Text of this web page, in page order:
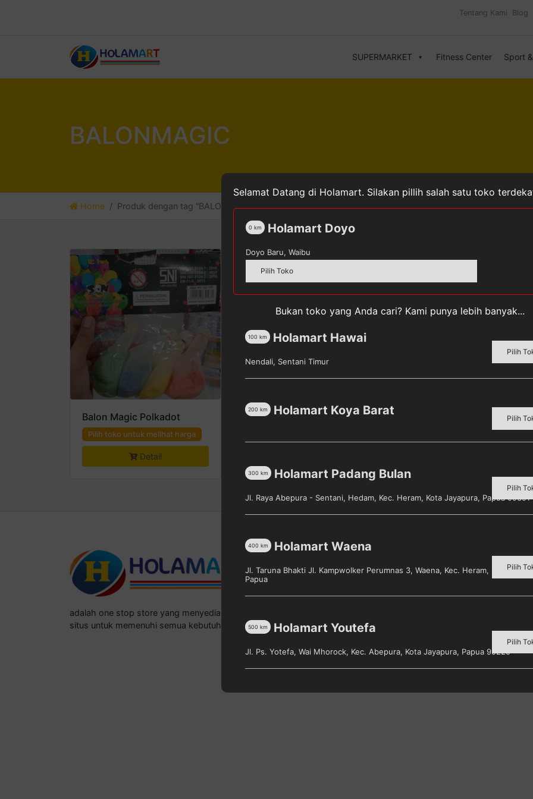
Tentang Kami Blog
SUPERMARKET Fitness Center Sport
BALONMAGIC
Home Produk dengan tag “BALONMAGIC”
Balon Magic Polkadot
Pilih toko untuk melihat harga
Detail
adalah one stop store yang menyediakan berbagai macam produk dalam satu
situs untuk memenuhi semua kebutuhan konsumen
Metode Pembayaran
Selamat Datang di Holamart. Silakan pillih salah satu toko
Holamart Doyo
0 km
Doyo Baru, Waibu
Pilih Toko
Bukan toko yang Anda cari? Kami punya lebih banyak...
Holamart Hawai
100 km
Nendali, Sentani Timur
Pilih
Holamart Koya Barat
200 km
Pilih
Holamart Padang Bulan
300 km
Jl. Raya Abepura - Sentani, Hedam, Kec. Heram, Kota Jayapura, Papua 99351
Pilih
Holamart Waena
400 km
Jl. Taruna Bhakti Jl. Kampwolker Perumnas 3, Waena, Kec. Heram, Kota
Papua
Pilih
Holamart Youtefa
500 km
Jl. Ps. Yotefa, Wai Mhorock, Kec. Abepura, Kota Jayapura, Papua 99225
Pilih